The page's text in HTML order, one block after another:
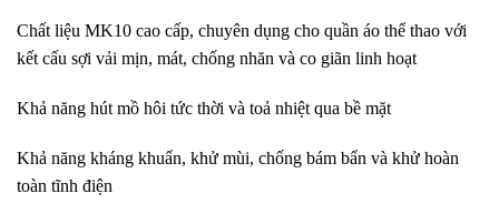
Chất liệu MK10 cao cấp, chuyên dụng cho quần áo thể thao với
kết cấu sợi vải mịn, mát, chống nhăn và co giãn linh hoạt
Khả năng hút mồ hôi tức thời và toả nhiệt qua bề mặt
Khả năng kháng khuẩn, khử mùi, chống bám bẩn và khử hoàn
toàn tĩnh điện